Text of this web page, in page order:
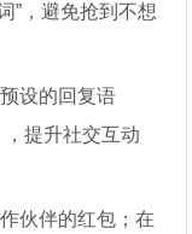
”，避免抢到不想
设的回复语
，提升社交互动
伙伴的红包；在